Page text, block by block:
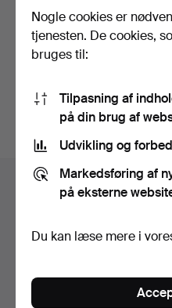
eller log ind
Sidefodsnavigation
Hjælp og kontaktoplysninger
Alle auktionshuse
Nogle cookies er
tjenesten. De cookies,
bruges til:
Tilpasning af
på din brug af
Udvikling og
Markedsføring af
på eksterne
Du kan læse mere i